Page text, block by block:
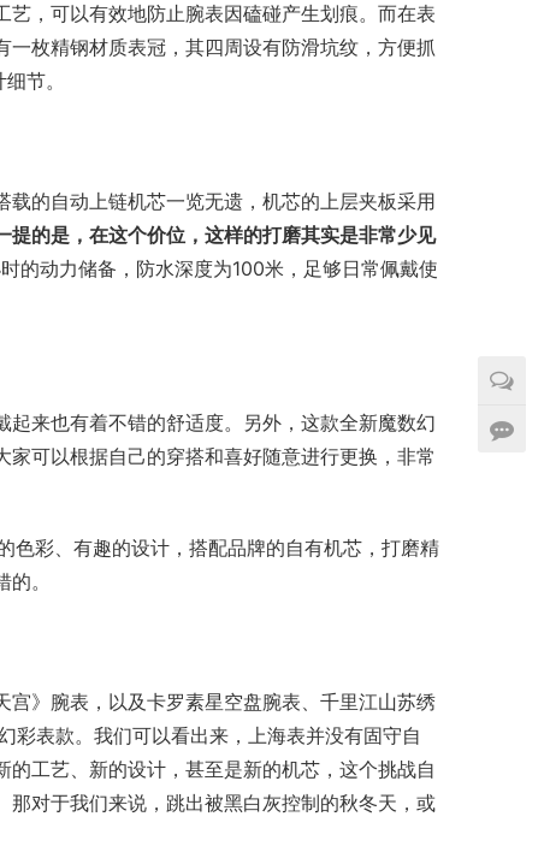
，可以有效地防止腕表因磕碰产生划痕。而在表
枚精钢材质表冠，其四周设有防滑坑纹，方便抓
节。
的自动上链机芯一览无遗，机芯的上层夹板采用
提的是，在这个价位，这样的打磨其实是非常少见
的动力储备，防水深度为100米，足够日常佩戴使
来也有着不错的舒适度。另外，这款全新魔数幻
可以根据自己的穿搭和喜好随意进行更换，非常
色彩、有趣的设计，搭配品牌的自有机芯，打磨精
。
》腕表，以及卡罗素星空盘腕表、千里江山苏绣
彩表款。我们可以看出来，上海表并没有固守自
工艺、新的设计，甚至是新的机芯，这个挑战自
对于我们来说，跳出被黑白灰控制的秋冬天，或